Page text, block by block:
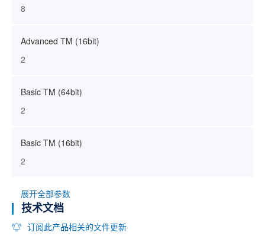
8
Advanced TM (16bit)
2
Basic TM (64bit)
2
Basic TM (16bit)
2
展开全部参数
技术文档
订阅此产品相关的文件更新